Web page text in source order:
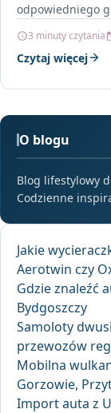
odpowiedniego
3 minuty czytania
Czytaj więcej
O blogu
Blog lifestylowy
Codzienne
Jakie
Aerotwin czy
Gdzie znaleźć
Bydgoszczy
Samoloty
przewozów
Mobilna
Gorzowie,
Import auta z